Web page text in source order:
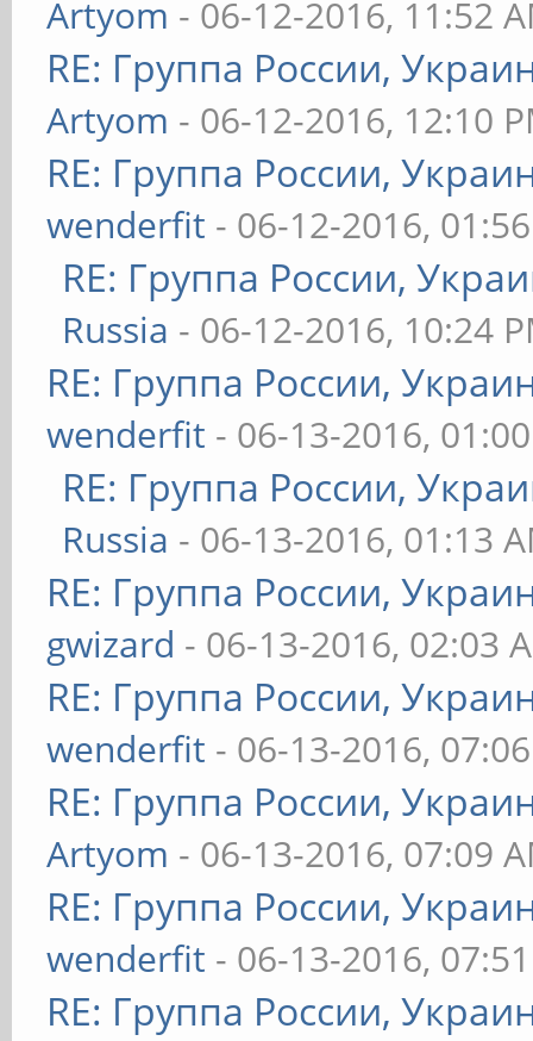
Artyom - 06-12-2016, 11:52
RE: Группа России,
Artyom - 06-12-2016, 12:10
RE: Группа России,
wenderfit - 06-12-2016,
RE: Группа России,
Russia - 06-12-2016, 10:24
RE: Группа России,
wenderfit - 06-13-2016,
RE: Группа России,
Russia - 06-13-2016, 01:13
RE: Группа России,
gwizard - 06-13-2016, 02:03
RE: Группа России,
wenderfit - 06-13-2016,
RE: Группа России,
Artyom - 06-13-2016, 07:09
RE: Группа России,
wenderfit - 06-13-2016,
RE: Группа России,